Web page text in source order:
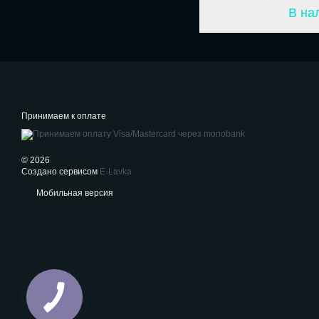
В
Принимаем к оплате
© 2026
Создано сервисом E-Lavka
Мобильная версия